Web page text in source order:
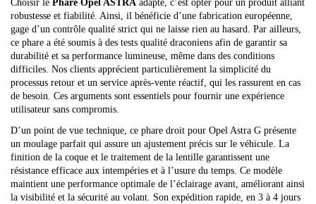
Choisir le Phare Opel ASTRA adapté, c’est opter pour un produit alliant
robustesse et fiabilité. Ainsi, il bénéficie d’une fabrication européenne,
gage d’un contrôle qualité strict qui ne laisse rien au hasard. Par ailleurs,
ce phare a été soumis à des tests qualité draconiens afin de garantir sa
durabilité et sa performance lumineuse, même dans des conditions
difficiles. Nos clients apprécient particulièrement la simplicité du
processus retour et un service après-vente réactif, qui les rassurent en cas
de besoin. Ces arguments sont essentiels pour fournir une expérience
utilisateur sans compromis.
D’un point de vue technique, ce phare droit pour Opel Astra G présente
un moulage parfait qui assure un ajustement précis sur le véhicule. La
finition de la coque et le traitement de la lentille garantissent une
résistance efficace aux intempéries et à l’usure du temps. Ce modèle
maintient une performance optimale de l’éclairage avant, améliorant ainsi
la visibilité et la sécurité au volant. Son expédition rapide, en 3 à 4 jours